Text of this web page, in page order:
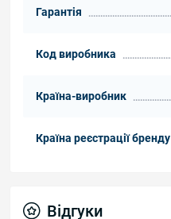
Гарантія
Код виробника
Країна-виробник
Країна реєстрації бренду
Відгуки